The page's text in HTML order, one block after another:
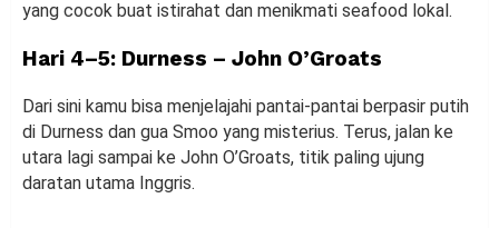
yang cocok buat istirahat dan menikmati seafood lokal.
Hari 4–5: Durness – John O’Groats
Dari sini kamu bisa menjelajahi pantai-pantai berpasir putih
di Durness dan gua Smoo yang misterius. Terus, jalan ke
utara lagi sampai ke John O’Groats, titik paling ujung
daratan utama Inggris.